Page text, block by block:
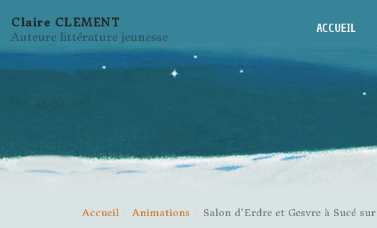
Claire CLEMENT
Auteure littérature jeunesse
ACCUEIL
Accueil Animations Salon d’Erdre et Gesvre à Sucé